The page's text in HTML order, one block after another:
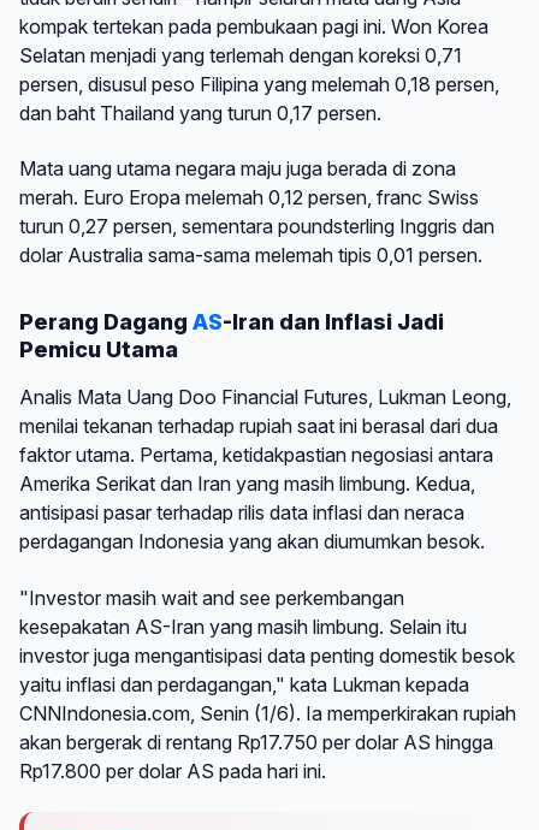
kompak tertekan pada pembukaan pagi ini. Won Korea
Selatan menjadi yang terlemah dengan koreksi 0,71
persen, disusul peso Filipina yang melemah 0,18 persen,
dan baht Thailand yang turun 0,17 persen.
Mata uang utama negara maju juga berada di zona
merah. Euro Eropa melemah 0,12 persen, franc Swiss
turun 0,27 persen, sementara poundsterling Inggris dan
dolar Australia sama-sama melemah tipis 0,01 persen.
Perang Dagang AS-Iran dan Inflasi Jadi
Pemicu Utama
Analis Mata Uang Doo Financial Futures, Lukman Leong,
menilai tekanan terhadap rupiah saat ini berasal dari dua
faktor utama. Pertama, ketidakpastian negosiasi antara
Amerika Serikat dan Iran yang masih limbung. Kedua,
antisipasi pasar terhadap rilis data inflasi dan neraca
perdagangan Indonesia yang akan diumumkan besok.
"Investor masih wait and see perkembangan
kesepakatan AS-Iran yang masih limbung. Selain itu
investor juga mengantisipasi data penting domestik besok
yaitu inflasi dan perdagangan," kata Lukman kepada
CNNIndonesia.com, Senin (1/6). Ia memperkirakan rupiah
akan bergerak di rentang Rp17.750 per dolar AS hingga
Rp17.800 per dolar AS pada hari ini.